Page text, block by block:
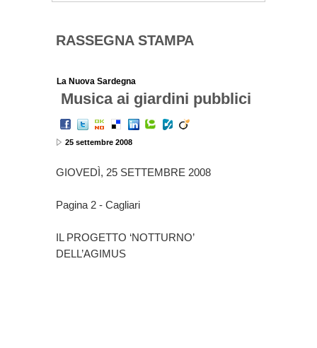
RASSEGNA STAMPA
La Nuova Sardegna
Musica ai giardini pubblici
25 settembre 2008
GIOVEDÌ, 25 SETTEMBRE 2008
Pagina 2 - Cagliari
IL PROGETTO ‘NOTTURNO’
DELL’AGIMUS